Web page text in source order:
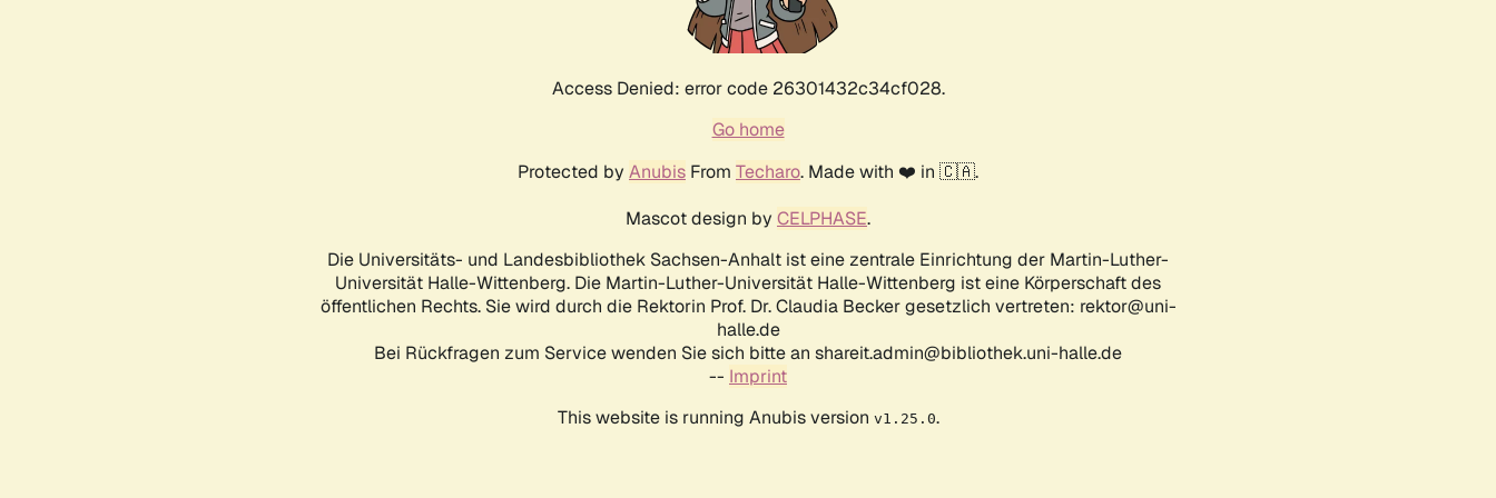
Access Denied: error code 26301432c34cf028.
Go home
Protected by Anubis From Techaro. Made with ❤️ in 🇨🇦.
Mascot design by CELPHASE.
Die Universitäts- und Landesbibliothek Sachsen-Anhalt ist eine zentrale Einrichtung der Martin-Luther-
Universität Halle-Wittenberg. Die Martin-Luther-Universität Halle-Wittenberg ist eine Körperschaft des
öffentlichen Rechts. Sie wird durch die Rektorin Prof. Dr. Claudia Becker gesetzlich vertreten: rektor@uni-
halle.de
Bei Rückfragen zum Service wenden Sie sich bitte an shareit.admin@bibliothek.uni-halle.de
-- Imprint
This website is running Anubis version v1.25.0.